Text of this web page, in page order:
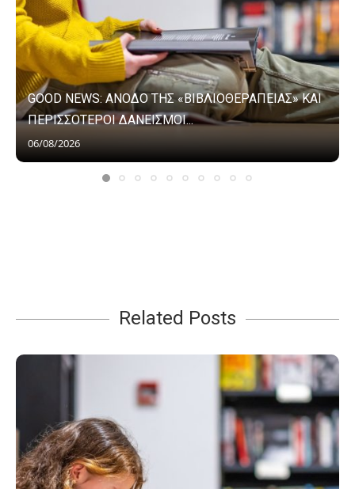
GOOD NEWS: ΑΝΟΔΟ ΤΗΣ «ΒΙΒΛΙΟΘΕΡΑΠΕΙΑΣ» ΚΑΙ
ΠΕΡΙΣΣΟΤΕΡΟΙ ΔΑΝΕΙΣΜΟΙ...
06/08/2026
Related Posts